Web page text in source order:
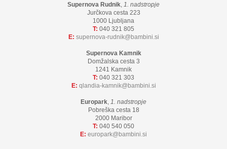
Supernova Rudnik, 1. nadstropje
Jurčkova cesta 223
1000 Ljubljana
T: 040 321 805
E: supernova-rudnik bambini.si
Supernova Kamnik
Domžalska cesta 3
1241 Kamnik
T: 040 321 303
E: qlandia-kamnik bambini.si
Europark, 1. nadstropje
Pobreška cesta 18
2000 Maribor
T: 040 540 050
E: europark bambini.si